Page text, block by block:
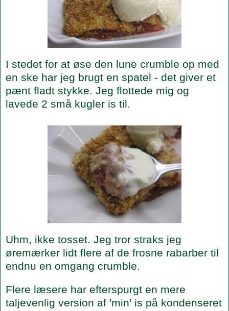
I stedet for at øse den lune crumble op med
en ske har jeg brugt en spatel - det giver et
pænt fladt stykke. Jeg flottede mig og
lavede 2 små kugler is til.
Uhm, ikke tosset. Jeg tror straks jeg
øremærker lidt flere af de frosne rabarber til
endnu en omgang crumble.
Flere læsere har efterspurgt en mere
taljevenlig version af 'min' is på kondenseret